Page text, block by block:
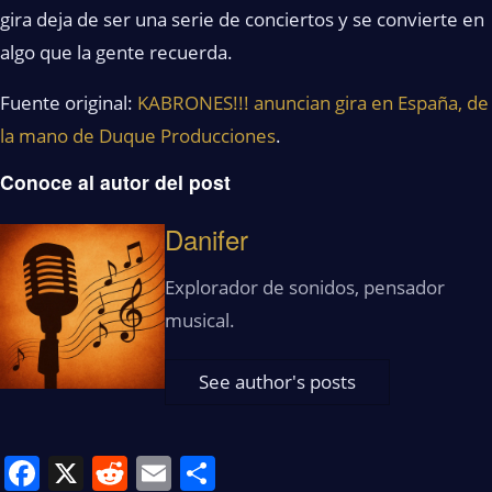
gira deja de ser una serie de conciertos y se convierte en
algo que la gente recuerda.
Fuente original: KABRONES!!! anuncian gira en España, de
la mano de Duque Producciones.
Conoce al autor del post
Danifer
Explorador de sonidos, pensador
musical.
See author's posts
Facebook
X Reddit
Email